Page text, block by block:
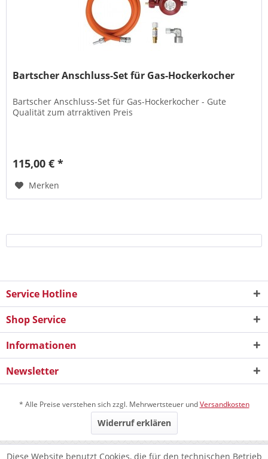
Bartscher Anschluss-Set für Gas-Hockerkocher
Bartscher Anschluss-Set für Gas-Hockerkocher - Gute
Qualität zum atrraktiven Preis
115,00 € *
Merken
Service Hotline
Shop Service
Informationen
Newsletter
* Alle Preise verstehen sich zzgl. Mehrwertsteuer undVersandkosten
Widerruf erklären
Diese Website benutzt Cookies, die für den technischen Betrieb